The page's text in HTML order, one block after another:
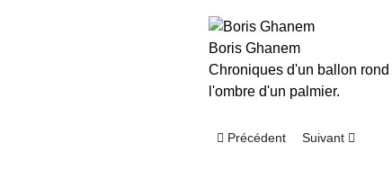
Boris Ghanem
Chroniques d'un ballon
l'ombre d'un palmier.
Article précédent : Deportivo
Précédent Article suivant :
Suivant